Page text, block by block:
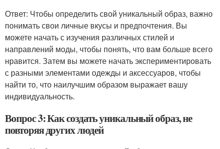
Ответ: Чтобы определить свой уникальный образ, важно
понимать свои личные вкусы и предпочтения. Вы
можете начать с изучения различных стилей и
направлений моды, чтобы понять, что вам больше всего
нравится. Затем вы можете начать экспериментировать
с разными элементами одежды и аксессуаров, чтобы
найти то, что наилучшим образом выражает вашу
индивидуальность.
Вопрос 3: Как создать уникальный образ, не
повторяя других людей